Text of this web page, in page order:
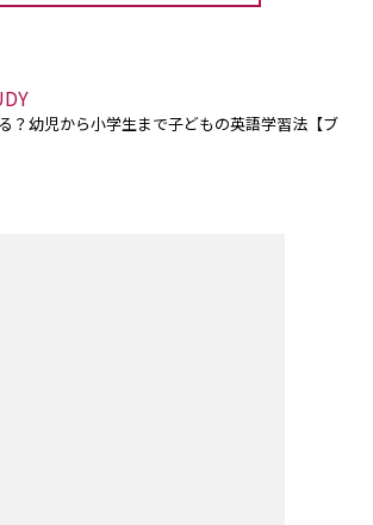
？幼児から小学生まで子どもの英語学習法【ブ